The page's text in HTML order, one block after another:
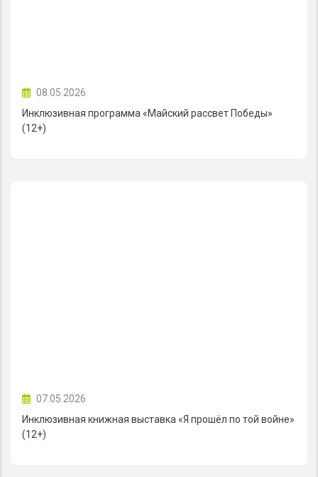
08.05.2026
Инклюзивная программа «Майский рассвет Победы»
(12+)
07.05.2026
Инклюзивная книжная выставка «Я прошёл по той войне»
(12+)